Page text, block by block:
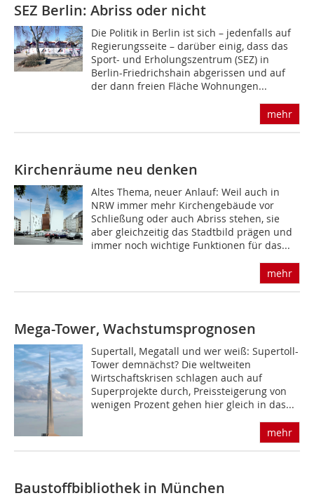
SEZ Berlin: Abriss oder nicht
Die Politik in Berlin ist sich – jedenfalls auf
Regierungsseite – darüber einig, dass das
Sport- und Erholungszentrum (SEZ) in
Berlin-Friedrichshain abgerissen und auf
der dann freien Fläche Wohnungen...
mehr
Kirchenräume neu denken
Altes Thema, neuer Anlauf: Weil auch in
NRW immer mehr Kirchengebäude vor
Schließung oder auch Abriss stehen, sie
aber gleichzeitig das Stadtbild prägen und
immer noch wichtige Funktionen für das...
mehr
Mega-Tower, Wachstumsprognosen
Supertall, Megatall und wer weiß: Supertoll-
Tower demnächst? Die weltweiten
Wirtschaftskrisen schlagen auch auf
Superprojekte durch, Preissteigerung von
wenigen Prozent gehen hier gleich in das...
mehr
Baustoffbibliothek in München